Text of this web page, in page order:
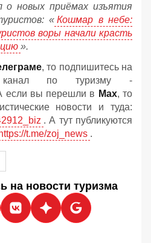
о новых приёмах изъятия
« Кошмар в небе:
воры начали красть
».
, то подпишитесь на
по туризму -
если вы перешли в Мах, то
новости и туда:
. А тут публикуются
https://t.me/zoj_news .
на новости туризма